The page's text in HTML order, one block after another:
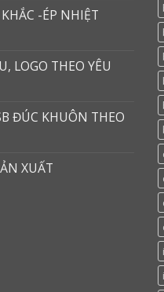
-ÉP NHIỆT
LOGO THEO YÊU
ĐÚC KHUÔN THEO
XUẤT